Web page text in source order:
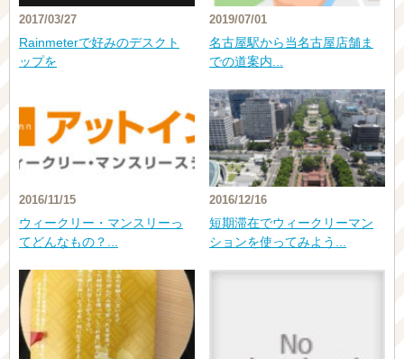
2017/03/27
Rainmeterで好みのデスクト
ップを
2019/07/01
名古屋駅から当名古屋店舗ま
での道案内...
2016/11/15
ウィークリー・マンスリーっ
てどんなもの？...
2016/12/16
短期滞在でウィークリーマン
ションを使ってみよう...